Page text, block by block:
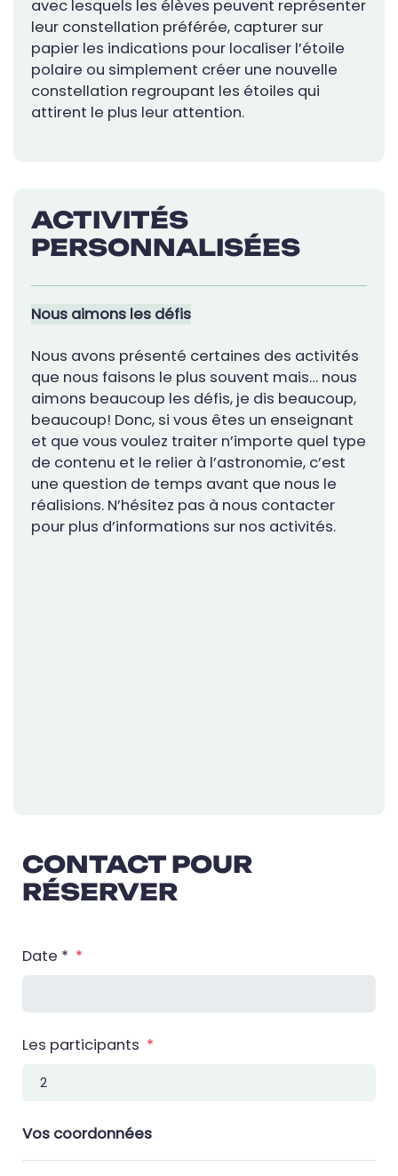
avec lesquels les élèves peuvent représenter
leur constellation préférée, capturer sur
papier les indications pour localiser l’étoile
polaire ou simplement créer une nouvelle
constellation regroupant les étoiles qui
attirent le plus leur attention.
ACTIVITÉS
PERSONNALISÉES
Nous aimons les défis
Nous avons présenté certaines des activités
que nous faisons le plus souvent mais… nous
aimons beaucoup les défis, je dis beaucoup,
beaucoup! Donc, si vous êtes un enseignant
et que vous voulez traiter n’importe quel type
de contenu et le relier à l’astronomie, c’est
une question de temps avant que nous le
réalisions. N’hésitez pas à nous contacter
pour plus d’informations sur nos activités.
CONTACT POUR
RÉSERVER
Date * *
Les participants *
Vos coordonnées